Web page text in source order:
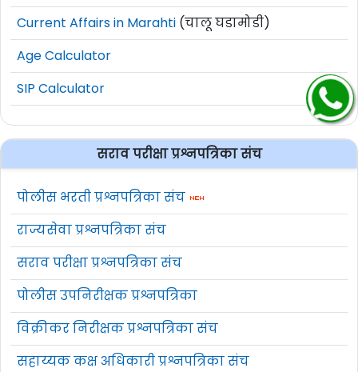
Current Affairs in Marahti (चालू घडामोडी)
Age Calculator
SIP Calculator
सराव परीक्षा प्रश्नपत्रिका संच
पोलीस भरती प्रश्नपत्रिका संच
राज्यसेवा प्रश्नपत्रिका संच
सराव परीक्षा प्रश्नपत्रिका संच
पोलीस उपनिरीक्षक प्रश्नपत्रिका
विक्रीकर निरीक्षक प्रश्नपत्रिका संच
सहाय्यक कक्ष अधिकारी प्रश्नपत्रिका संच